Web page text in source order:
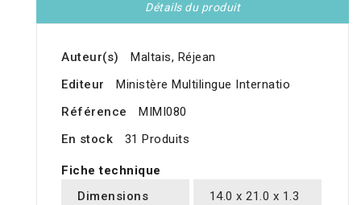
Détails du produit
Auteur(s)
Maltais, Réjean
Editeur
Ministère Multilingue Internatio
Référence
MIMI080
En stock
31 Produits
Fiche technique
Dimensions
14.0 x 21.0 x 1.3